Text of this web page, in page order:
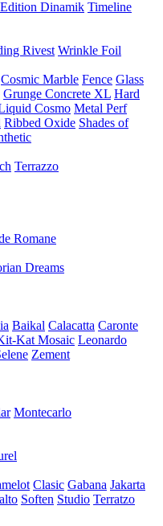
Dinamik Timeline
Rivest Wrinkle Foil
Cosmic Marble Fence Glass
Grunge Concrete XL Hard
Cosmo Metal Perf
Ribbed Oxide Shades of
Terrazzo
Romane
Dreams
Baikal Calacatta Caronte
Kat Mosaic Leonardo
Zement
Montecarlo
Clasic Gabana Jakarta
Soften Studio Terratzo